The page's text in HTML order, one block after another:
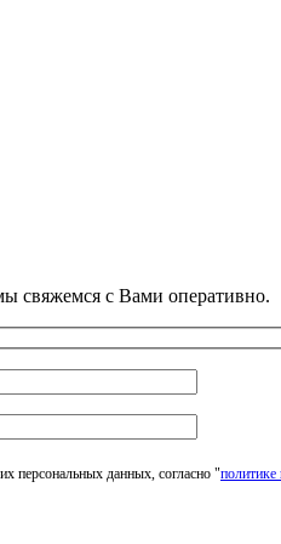
свяжемся с Вами оперативно.
персональных данных, согласно "политике